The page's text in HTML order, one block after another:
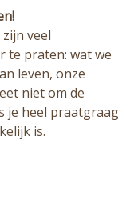
veel
te praten: wat we
leven, onze
niet om de
je heel praatgraag
is.